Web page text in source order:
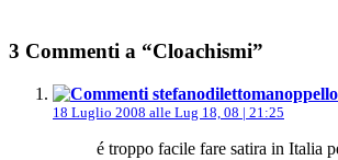
3 Commenti a “Cloachismi”
stefanodilettomanoppello
18 Luglio 2008 alle Lug 18, 08 | 21:25
é troppo facile fare satira in Italia